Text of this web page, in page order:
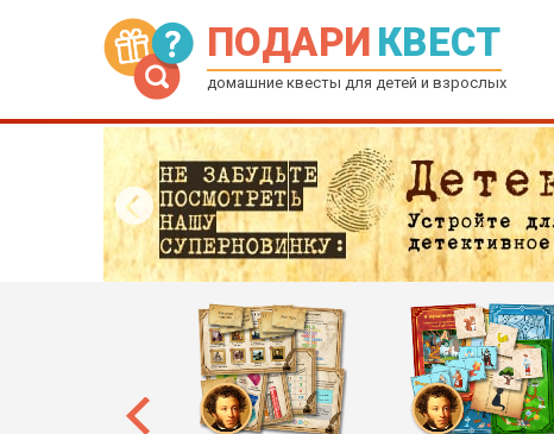
ПОДАРИ КВЕСТ
домашние квесты для детей и взрослых